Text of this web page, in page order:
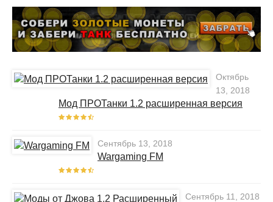
Октябрь
13, 2018
Мод ПРОТанки 1.2 расширенная версия
Сентябрь 13, 2018
Wargaming FM
Сентябрь 11, 2018